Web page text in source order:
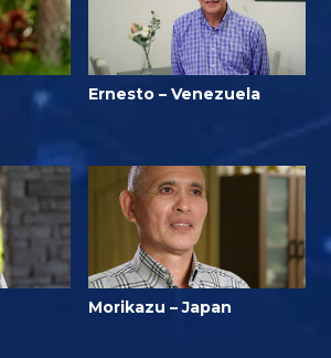
Ernesto – Venezuela
Morikazu – Japan